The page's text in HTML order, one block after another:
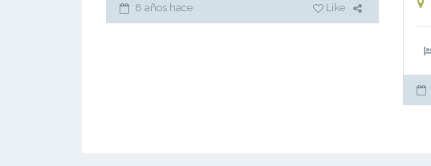
8 años hace Like